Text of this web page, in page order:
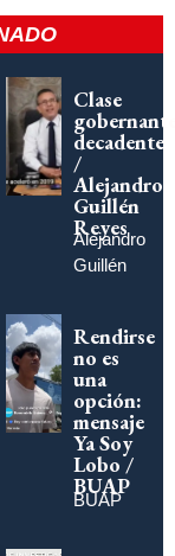
Clase
decadente
/
Alejandro
Guillén
Reyes
Alejandro
Guillén
Rendirse
no es
una
opción:
mensaje
Ya Soy
Lobo /
BUAP
BUAP